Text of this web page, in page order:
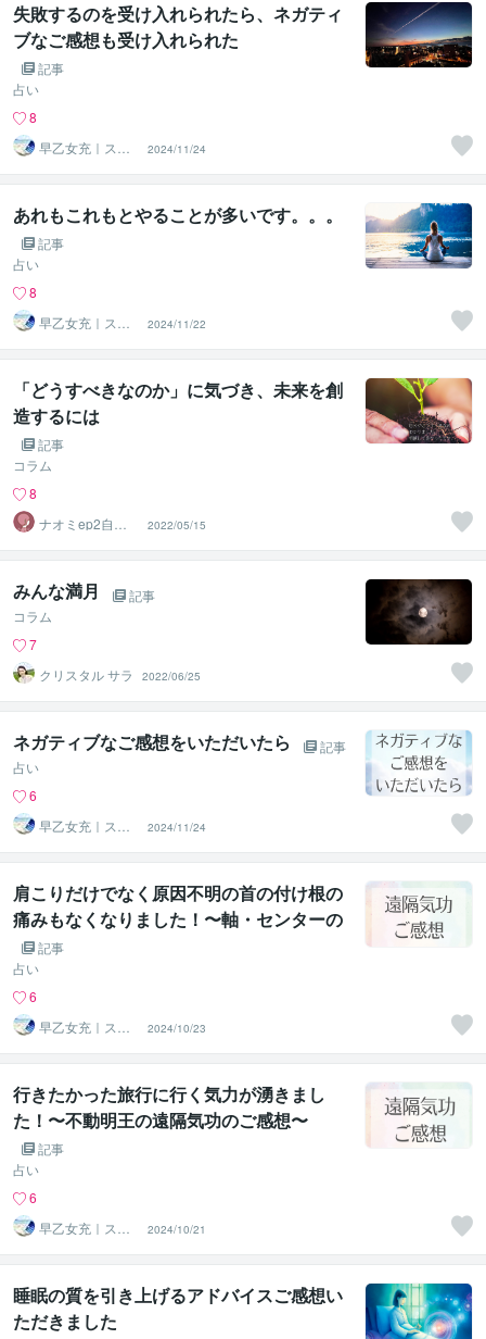
失敗するのを受け入れられたら、ネガティ
ブなご感想も受け入れられた
記事
占い
8
早乙女充｜スピ
を現実的に活か
す気功師
2024/11/24
あれもこれもとやることが多いです。。。
記事
占い
8
早乙女充｜スピ
を現実的に活か
す気功師
2024/11/22
「どうすべきなのか」に気づき、未来を創
造するには
記事
コラム
8
ナオミep2自分
を知って楽に生
きる
2022/05/15
みんな満月
記事
コラム
7
クリスタル サラ
2022/06/25
ネガティブなご感想をいただいたら
記事
占い
6
早乙女充｜スピ
を現実的に活か
す気功師
2024/11/24
肩こりだけでなく原因不明の首の付け根の
痛みもなくなりました！〜軸・センターの
遠隔気功のご感想〜
記事
占い
6
早乙女充｜スピ
を現実的に活か
す気功師
2024/10/23
行きたかった旅行に行く気力が湧きまし
た！〜不動明王の遠隔気功のご感想〜
記事
占い
6
早乙女充｜スピ
を現実的に活か
す気功師
2024/10/21
睡眠の質を引き上げるアドバイスご感想い
ただきました